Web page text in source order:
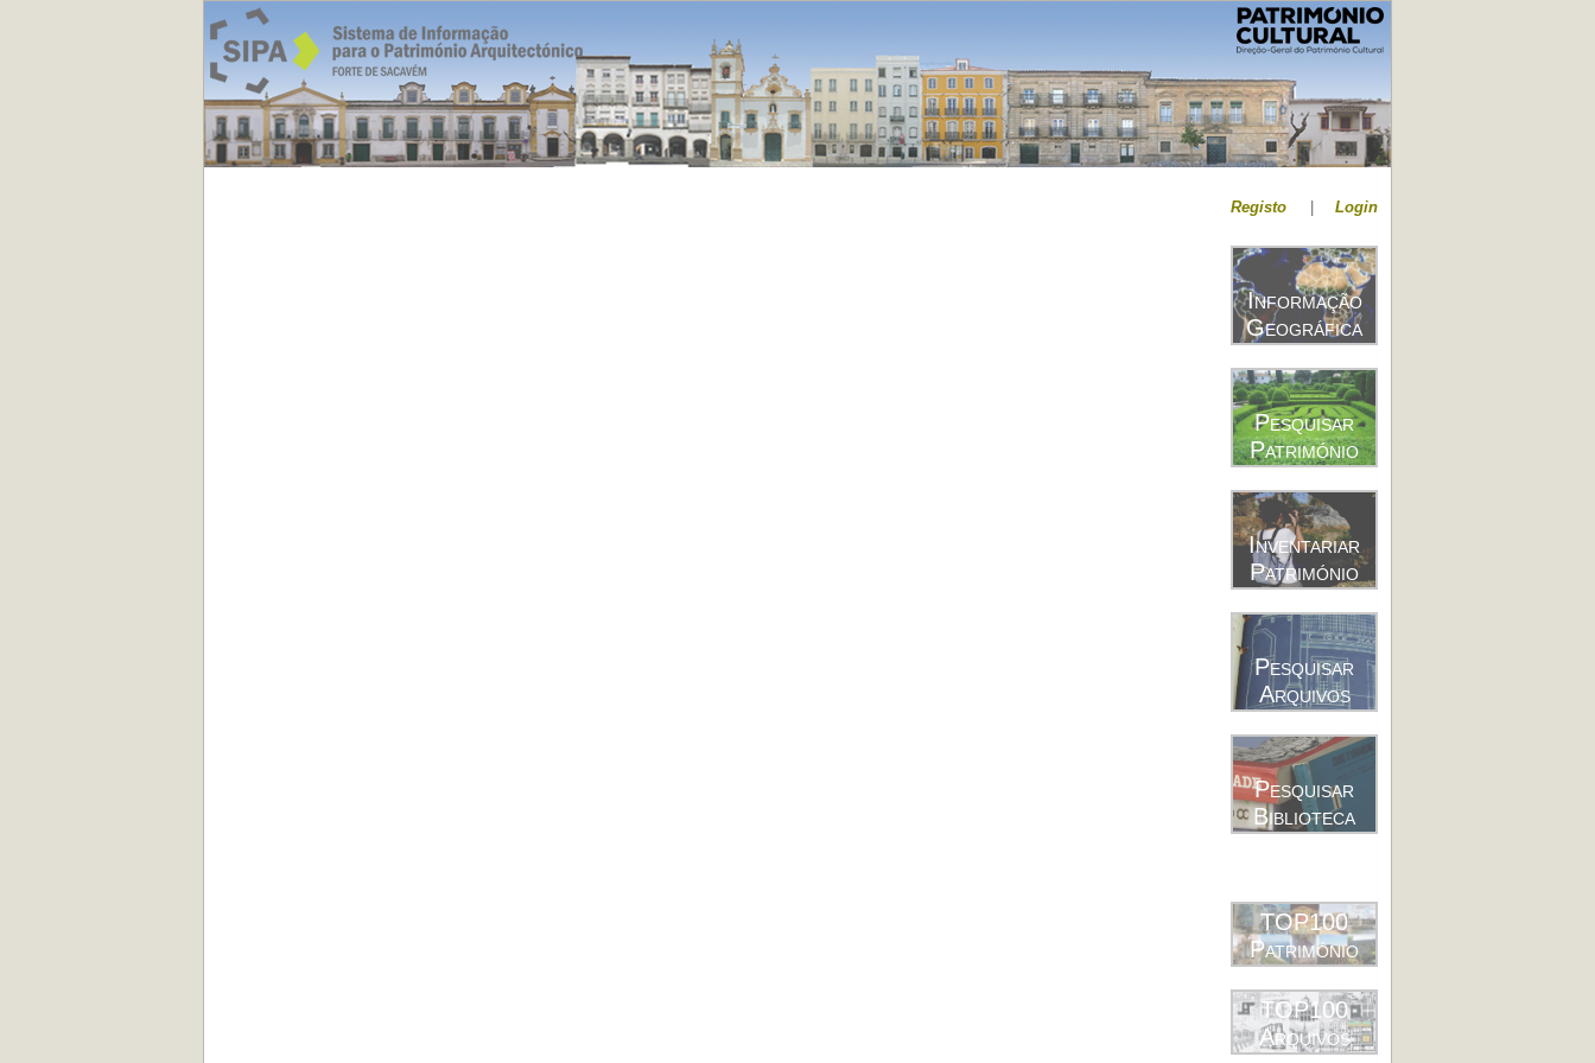
Registo Login
Informação
Geográfica
Pesquisar
Património
Inventariar
Património
Pesquisar
Arquivos
Pesquisar
Biblioteca
TOP100
Património
TOP100
Arquivos